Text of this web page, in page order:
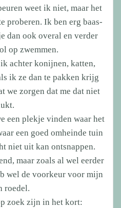
weet ik niet, maar het
proberen. Ik ben erg baas-
dan ook overal en verder
op zwemmen.
achter konijnen, katten,
ik ze dan te pakken krijg
zorgen dat me dat niet
een plekje vinden waar het
een goed omheinde tuin
niet uit kan ontsnappen.
maar zoals al wel eerder
wel de voorkeur voor mijn
roedel.
zoek zijn in het kort: